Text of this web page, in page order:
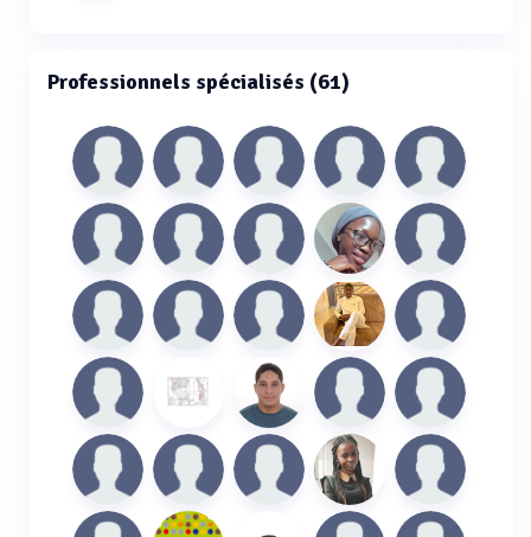
Professionnels spécialisés (61)